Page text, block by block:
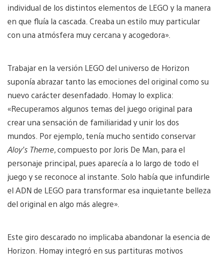
individual de los distintos elementos de LEGO y la manera
en que fluía la cascada. Creaba un estilo muy particular
con una atmósfera muy cercana y acogedora».
Trabajar en la versión LEGO del universo de Horizon
suponía abrazar tanto las emociones del original como su
nuevo carácter desenfadado. Homay lo explica:
«Recuperamos algunos temas del juego original para
crear una sensación de familiaridad y unir los dos
mundos. Por ejemplo, tenía mucho sentido conservar
Aloy’s Theme, compuesto por Joris De Man, para el
personaje principal, pues aparecía a lo largo de todo el
juego y se reconoce al instante. Solo había que infundirle
el ADN de LEGO para transformar esa inquietante belleza
del original en algo más alegre».
Este giro descarado no implicaba abandonar la esencia de
Horizon. Homay integró en sus partituras motivos